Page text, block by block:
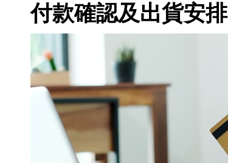
BRAVIA 全系列 67個產品
HiFi 音響 個產品
α 數位單眼相機 49個產品
隨身型數位相機 個產品
全系列耳機 46個產品
Walkman 數位隨身聽 12個產品
藍牙喇叭 19個產品
Xperia 智慧型手機 6個產品
INZONE 電競螢幕 3個產品
PlayStation®主機 / 配件 37個產品
REON POCKET / 配件 6個產品
付款確認及出貨安排